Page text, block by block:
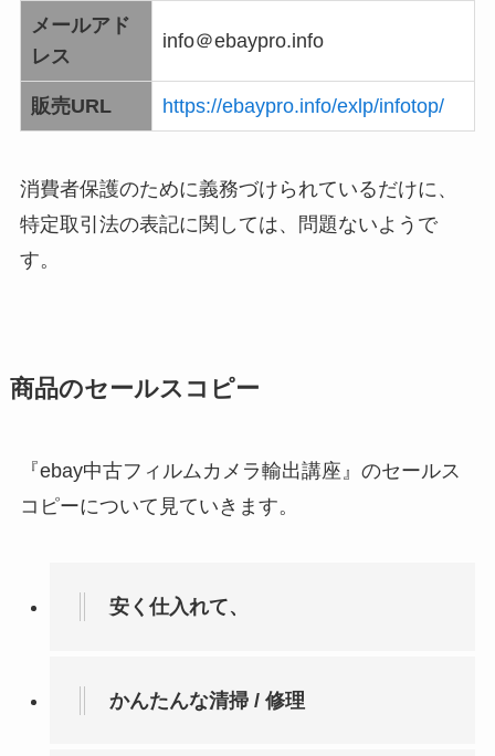
メールアド
レス
info＠ebaypro.info
販売URL https://ebaypro.info/exlp/infotop/
消費者保護のために義務づけられているだけに、
特定取引法の表記に関しては、問題ないようで
す。
商品のセールスコピー
『ebay中古フィルムカメラ輸出講座』のセールス
コピーについて見ていきます。
安く仕入れて、
かんたんな清掃 / 修理